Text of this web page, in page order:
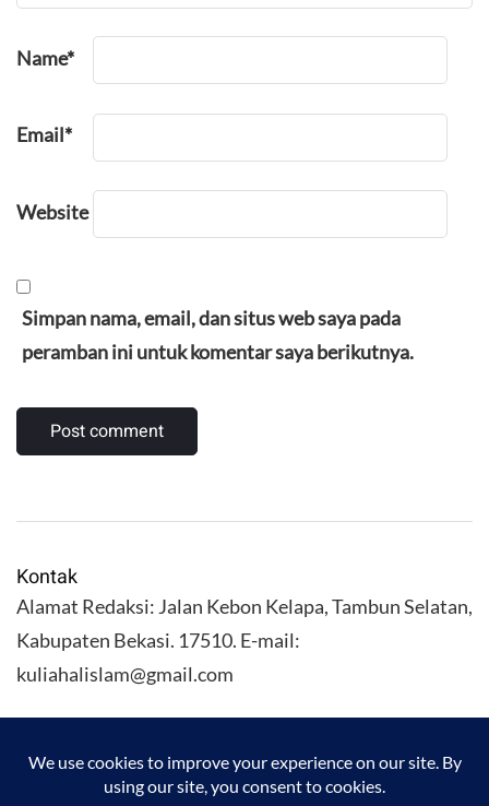
Name*
Email*
Website
Simpan nama, email, dan situs web saya pada
peramban ini untuk komentar saya berikutnya.
Kontak
Alamat Redaksi: Jalan Kebon Kelapa, Tambun Selatan,
Kabupaten Bekasi. 17510. E-mail:
kuliahalislam@gmail.com